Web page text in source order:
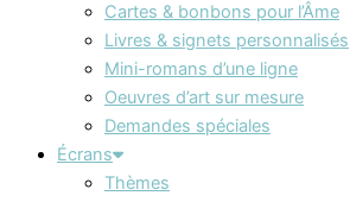
Cartes & bonbons pour l’Âme
Livres & signets personnalisés
Mini-romans d’une ligne
Oeuvres d’art sur mesure
Demandes spéciales
Écrans
Thèmes